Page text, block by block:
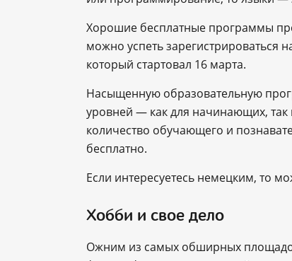
Хорошие бесплатные программы
можно успеть зарегистрироваться
который стартовал 16 марта.
Насыщенную образовательную
уровней — как для начинающих,
количество обучающего и
бесплатно.
Если интересуетесь немецким, то
Хобби и свое дело
Ожним из самых обширных